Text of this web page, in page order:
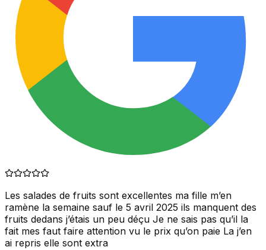
Les salades de fruits sont excellentes ma fille m’en
ramène la semaine sauf le 5 avril 2025 ils manquent des
fruits dedans j’étais un peu déçu Je ne sais pas qu’il la
fait mes faut faire attention vu le prix qu’on paie La j’en
ai repris elle sont extra